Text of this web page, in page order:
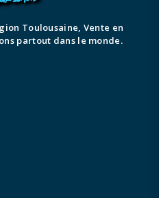
Toulousaine, Vente en
partout dans le monde.